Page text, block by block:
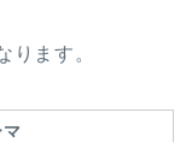
ります。